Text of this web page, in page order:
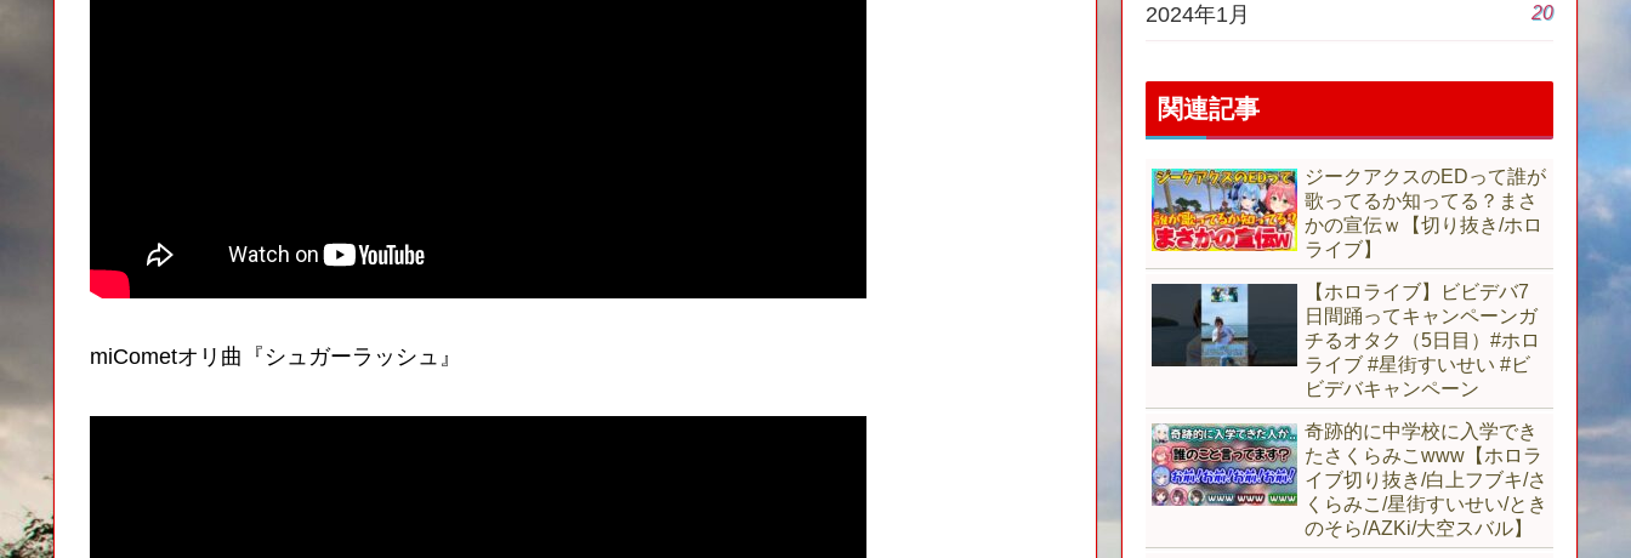
miCometオリ曲『シュガーラッシュ』
2024年1月 20
関連記事
ジークアクスのEDって誰が
歌ってるか知ってる？まさ
かの宣伝ｗ【切り抜き/ホロ
ライブ】
【ホロライブ】ビビデバ7
日間踊ってキャンペーンガ
チるオタク（5日目）#ホロ
ライブ #星街すいせい #ビ
ビデバキャンペーン
奇跡的に中学校に入学でき
たさくらみこwww【ホロラ
イブ切り抜き/白上フブキ/さ
くらみこ/星街すいせい/とき
のそら/AZKi/大空スバル】